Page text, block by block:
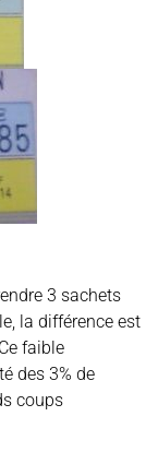
3 sachets
la différence est
faible
des 3% de
coups